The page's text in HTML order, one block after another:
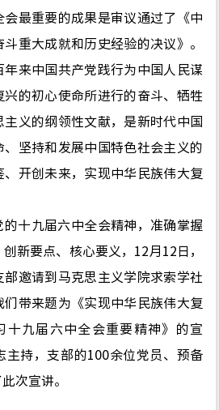
会最重要的成果是审议通过了《中
重大成就和历史经验的决议》。
年来中国共产党践行为中国人民谋
的初心使命所进行的奋斗、牺牲
义的纲领性文献，是新时代中国
坚持和发展中国特色社会主义的
开创未来，实现中华民族伟大复
的十九届六中全会精神，准确掌握
新要点、核心要义， 12月 12 日，
部邀请到马克思主义学院求索学社
们带来题为《实现中华民族伟大复
九届六中全会重要精神》的宣
主持，支部的100余位党员、预备
次宣讲。